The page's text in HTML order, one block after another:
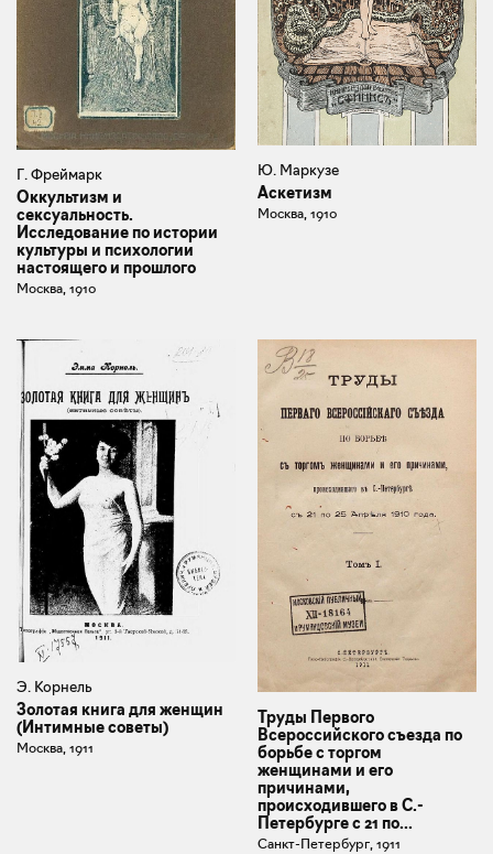
Г. Фреймарк
Оккультизм и
сексуальность.
Исследование по истории
культуры и психологии
настоящего и прошлого
Москва, 1910
Ю. Маркузе
Аскетизм
Москва, 1910
Э. Корнель
Золотая книга для женщин
(Интимные советы)
Москва, 1911
Труды Первого
Всероссийского съезда по
борьбе с торгом
женщинами и его
причинами,
происходившего в С.-
Петербурге с 21 по...
Санкт-Петербург, 1911